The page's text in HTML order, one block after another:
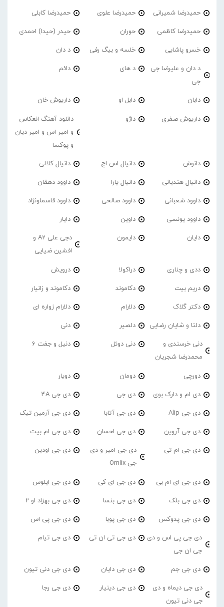
حمیدرضا شمیرانی حمیدرضا علوی حمیدرضا کابلی
حمیدرضا کاظمی حوران حیدر (حیدا) احمدی
خسرو پاشایی خلسه و بیگ رفی د دان
د دان و علیرضا جی
جی
د های دائم
دابان دابل او داریوش خان
داریوش صفری داژو
دانلود آهنگ انعکاس
و امیر اس و امیر دیان
و پوکسا
دانوش دانیال اس اچ دانیال کلالی
دانیال هندیانی دانیال یارا داوود دهقان
داوود شعبانی داوود صالحی داوود قاسملونژاد
داوود یونسی داوین دایار
دایان دایمون
دجی علی A2 و
افشین ضیایی
ددی و چناری دراکولا درویش
دریم بیت دکاموند دکاموند و زانیار
دکتر گلاک دلارام دلارام زواره ای
دلتا و شایان رضایی دلصیر دنی
دنی خرسندی و
محمدرضا شجریان
دنی دوئل دنیل و جفت 6
دورچی دومان دویار
دی ام و دارک بوی دی جی دی جی 4A
دی جی Alip دی جی آتابا دی جی آرمین تیک
دی جی آروین دی جی احسان دی جی ام بیت
دی جی ام تی
دی جی امیر و دی
جی Omiix
دی جی اودین
دی جی ای ام بی دی جی ای کی دی جی ایلوس
دی جی بلک دی جی بنسا دی جی بهزاد او 2
دی جی پدوکس دی جی پوبا دی جی پی اس
دی جی پی اس و دی
جی ان جی
دی جی تی ان تی دی جی تیام
دی جی جم دی جی دایان دی جی دنی تیون
دی جی دیماه و دی
جی دنی تیون
دی جی دینیار دی جی رجا